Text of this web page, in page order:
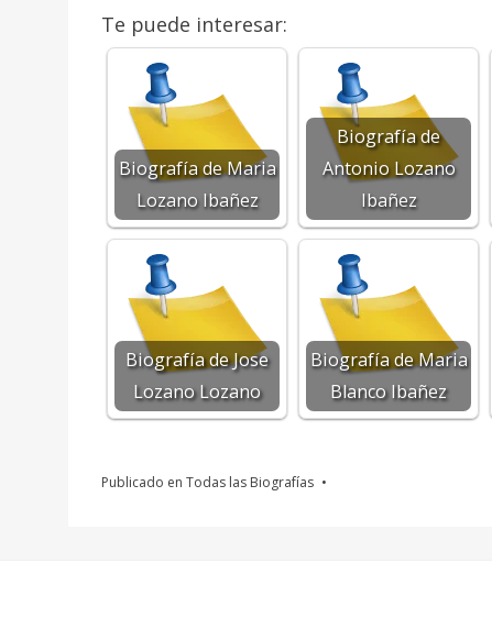
Te puede interesar:
Biografía de Maria
Lozano Ibañez
Biografía de
Antonio Lozano
Ibañez
Biografía de Jose
Lozano Lozano
Biografía de Maria
Blanco Ibañez
Publicado en Todas las Biografías